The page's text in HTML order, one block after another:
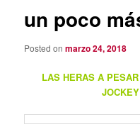
un poco
Posted onmarzo 24, 2018
LAS HERAS A